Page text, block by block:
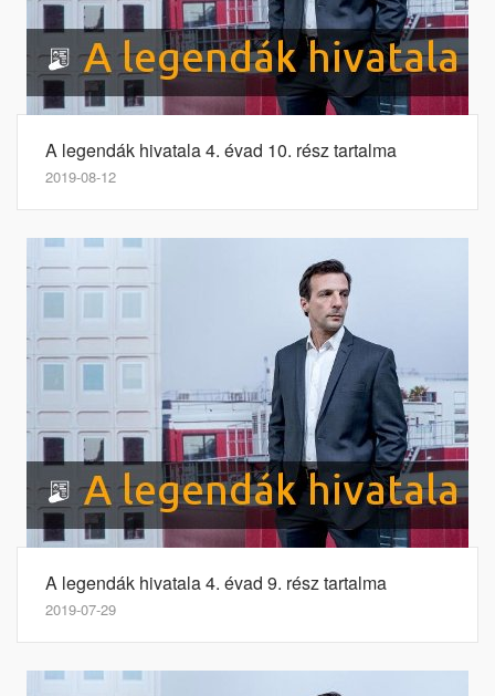
A legendák hivatala 4. évad 10. rész tartalma
2019-08-12
A legendák hivatala 4. évad 9. rész tartalma
2019-07-29